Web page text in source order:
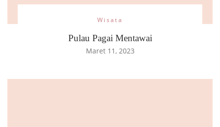
Wisata
Pulau Pagai Mentawai
Maret 11, 2023